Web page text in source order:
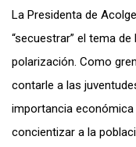
La Presidenta de
“secuestrar” el tema
polarización. Como
contarle a las
importancia económica
concientizar a la